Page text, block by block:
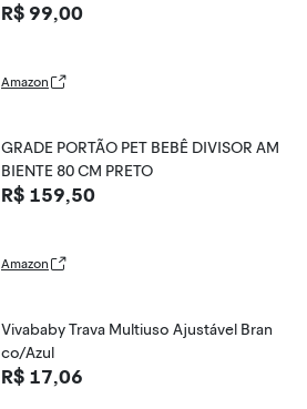
s (Preto, 1,75m)
R$ 99,00
Amazon
GRADE PORTÃO PET BEBÊ DIVISOR AM
BIENTE 80 CM PRETO
R$ 159,50
Amazon
Vivababy Trava Multiuso Ajustável Bran
co/Azul
R$ 17,06